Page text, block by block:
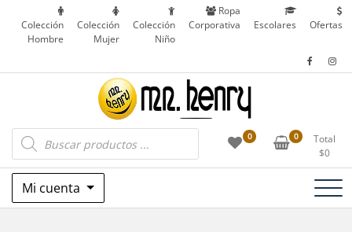
contenido
Colección
Hombre
Colección
Mujer
Colección
Niño
Ropa
Corporativa
Escolares Ofertas
Mr. Henry
Ropa Corporativa, Outdoor, Uniformes
Escolares y más en Patronato, Recoleta – Chile
Búsqueda
de
productos
0 0
Total
$0
Mi cuenta